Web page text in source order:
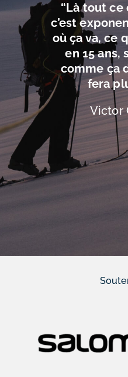
“Là tout ce
c’est
où ça va, ce
en 15 ans,
comme ça
fera
Victor